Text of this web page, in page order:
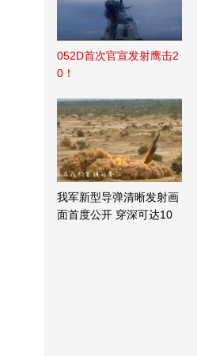
052D首次官宣发射鹰击2
0！
我军新型导弹清晰发射画
面首度公开 穿深可达10